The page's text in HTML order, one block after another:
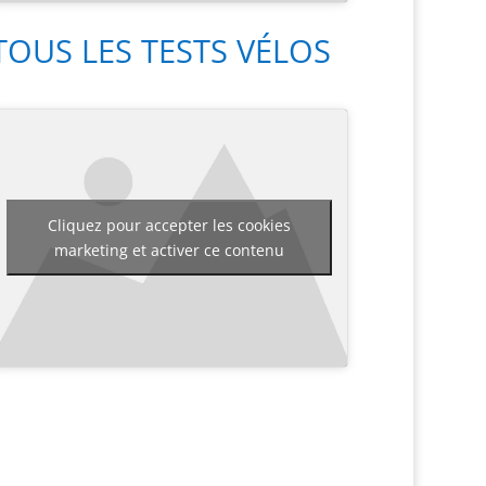
LES TESTS VÉLOS
Cliquez pour accepter les cookies
marketing et activer ce contenu